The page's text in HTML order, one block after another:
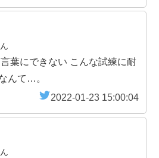
葉にできない こんな試練に耐
んて…。
2022-01-23 15:00:04